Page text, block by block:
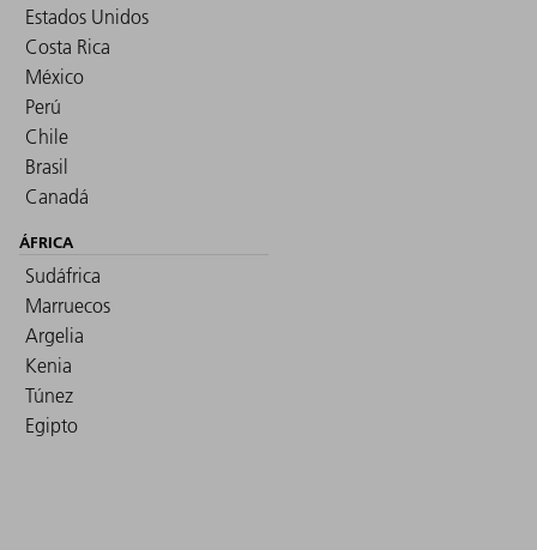
Estados Unidos
Costa Rica
México
Perú
Chile
Brasil
Canadá
ÁFRICA
Sudáfrica
Marruecos
Argelia
Kenia
Túnez
Egipto